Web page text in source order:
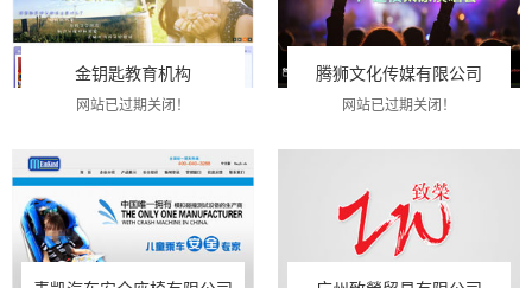
金钥匙教育机构
网站已过期关闭！
腾狮文化传媒有限公司
网站已过期关闭！